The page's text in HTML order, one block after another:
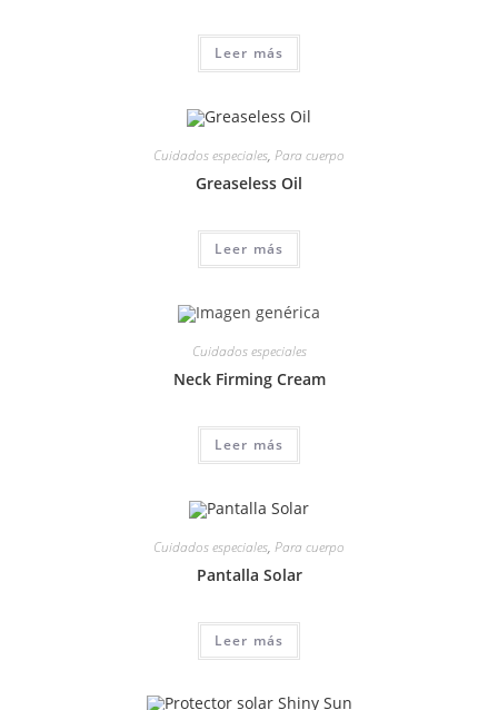
Leer más
Cuidados especiales, Para cuerpo
Greaseless Oil
Leer más
Cuidados especiales
Neck Firming Cream
Leer más
Cuidados especiales, Para cuerpo
Pantalla Solar
Leer más